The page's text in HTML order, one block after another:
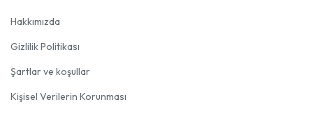
Hakkımızda
Gizlilik Politikası
Şartlar ve koşullar
Kişisel Verilerin Korunması